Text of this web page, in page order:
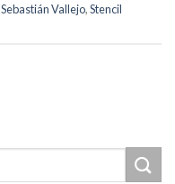
Sebastián Vallejo,Stencil